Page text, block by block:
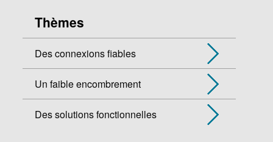
Thèmes
Des connexions fiables
Un faible encombrement
Des solutions fonctionnelles